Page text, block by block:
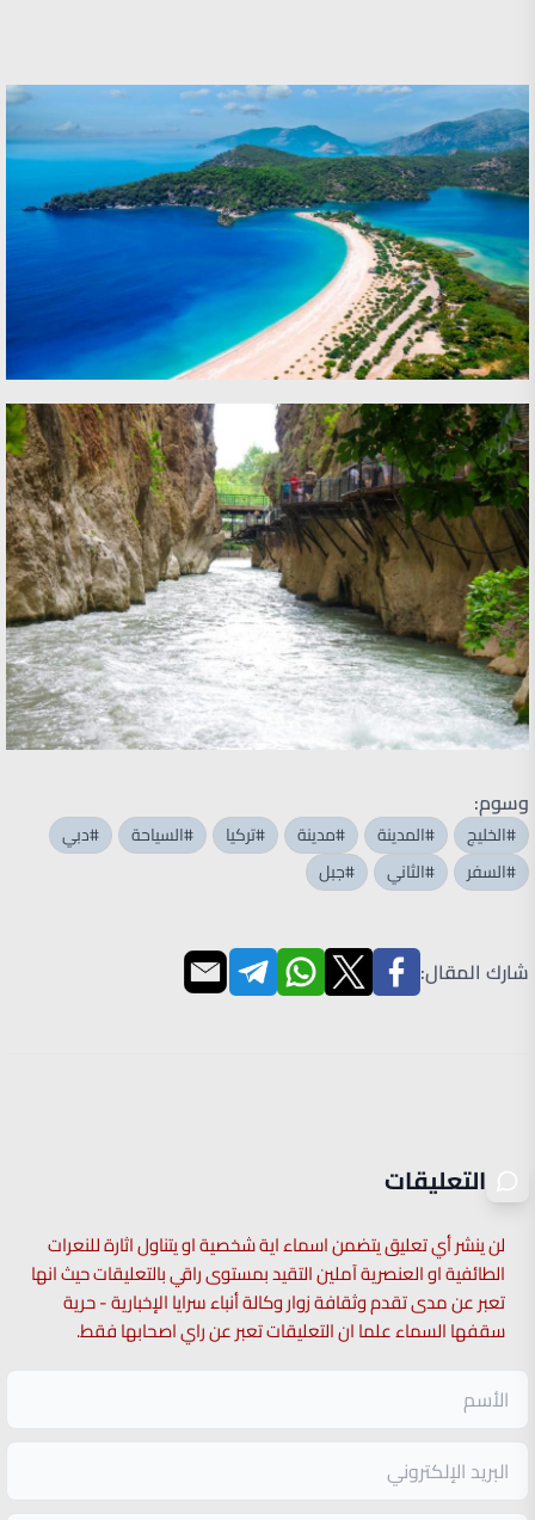
وسوم:
#الخليج #المدينة #مدينة #تركيا #السياحة
#دبي
#السفر
#الثاني #جبل
شارك المقال:
التعليقات
لن ينشر أي تعليق يتضمن اسماء اية شخصية او يتناول اثارة للنعرات
الطائفية او العنصرية آملين التقيد بمستوى راقي بالتعليقات حيث انها
تعبر عن مدى تقدم وثقافة زوار وكالة أنباء سرايا الإخبارية - حرية
سقفها السماء علما ان التعليقات تعبر عن راي اصحابها فقط.